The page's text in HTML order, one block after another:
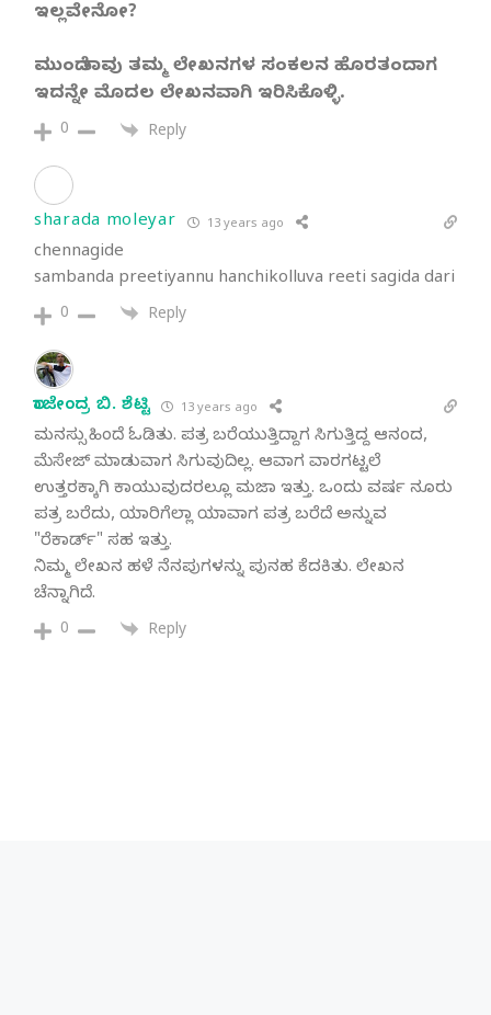
ಇಲ್ಲವೇನೋ?
ಮುಂದೆ ತಾವು ತಮ್ಮ ಲೇಖನಗಳ ಸಂಕಲನ ಹೊರತಂದಾಗ
ಇದನ್ನೇ ಮೊದಲ ಲೇಖನವಾಗಿ ಇರಿಸಿಕೊಳ್ಳಿ.
0 Reply
sharada moleyar 13 years ago
chennagide
sambanda preetiyannu hanchikolluva reeti sagida dari
0 Reply
ರಾಜೇಂದ್ರ ಬಿ. ಶೆಟ್ಟಿ 13 years ago
ಮನಸ್ಸು ಹಿಂದೆ ಓಡಿತು. ಪತ್ರ ಬರೆಯುತ್ತಿದ್ದಾಗ ಸಿಗುತ್ತಿದ್ದ ಆನಂದ,
ಮೆಸೇಜ್ ಮಾಡುವಾಗ ಸಿಗುವುದಿಲ್ಲ. ಆವಾಗ ವಾರಗಟ್ಟಲೆ
ಉತ್ತರಕ್ಕಾಗಿ ಕಾಯುವುದರಲ್ಲೂ ಮಜಾ ಇತ್ತು. ಒಂದು ವರ್ಷ ನೂರು
ಪತ್ರ ಬರೆದು, ಯಾರಿಗೆಲ್ಲಾ ಯಾವಾಗ ಪತ್ರ ಬರೆದೆ ಅನ್ನುವ
"ರೆಕಾರ್ಡ್" ಸಹ ಇತ್ತು.
ನಿಮ್ಮ ಲೇಖನ ಹಳೆ ನೆನಪುಗಳನ್ನು ಪುನಹ ಕೆದಕಿತು. ಲೇಖನ
ಚೆನ್ನಾಗಿದೆ.
0 Reply